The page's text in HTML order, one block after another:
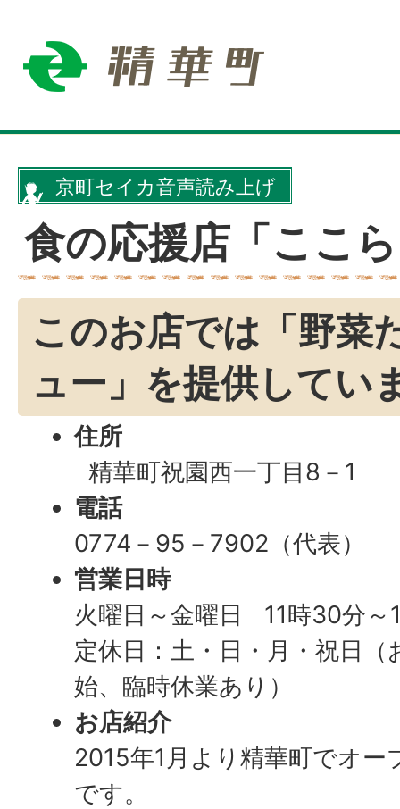
京町セイカ音声読み上げ
食の応援店「ここ
このお店では「野菜
ュー」を提供してい
住所
精華町祝園西一丁目8－1
電話
0774－95－7902（代表）
営業日時
火曜日～金曜日 11時30分～
定休日：土・日・月・祝日（
始、臨時休業あり）
お店紹介
2015年1月より精華町でオー
です。